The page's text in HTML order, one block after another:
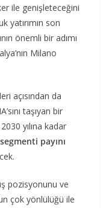
ile genişleteceğini
yatırımın son
önemli bir adımı
Milano
açısından da
taşıyan bir
yılına kadar
payını
pozisyonunu ve
çok yönlülüğü ile